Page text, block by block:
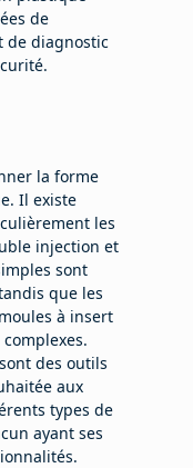
de
de diagnostic
la forme
Il existe
les
injection et
sont
que les
à insert
des outils
aux
types de
ayant ses